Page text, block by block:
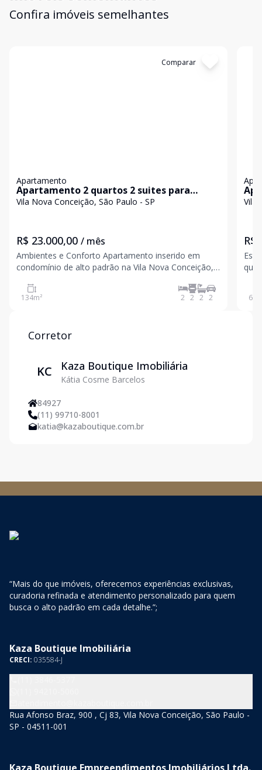
Confira imóveis semelhantes
Comparar
Apartamento
Apartamento 2 quartos 2 suites para
locação na Vila Nova Conceição
Vila Nova Conceição, São Paulo - SP
R$ 23.000,00 / mês
Ambientes e Conforto Apartamento inserido em
condomínio de alto padrão na Vila Nova Conceição,
praticidade cotidiana Ambientes planejados para
oferecer funcionalidade, circulação fluida e
134m² 2 2 2 2
Vila
R$
60
Corretor
KC Kaza Boutique Imobiliária
Kátia Cosme Barcelos
84927
(11) 99710-8001
katia@kazaboutique.com.br
“Mais do que imóveis, oferecemos experiências exclusivas,
curadoria refinada e atendimento personalizado para quem
busca o alto padrão em cada detalhe.”;
Kaza Boutique Imobiliária
CRECI: 035584-J
Rua Afonso Braz, 900 , Cj 83, Vila Nova Conceição, São Paulo -
SP - 04511-001